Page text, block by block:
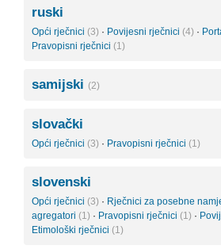
ruski
Opći rječnici (3) · Povijesni rječnici (4) ·
Pravopisni rječnici (1)
samijski (2)
slovački
Opći rječnici (3) · Pravopisni rječnici (1)
slovenski
Opći rječnici (3) · Rječnici za posebne
agregatori (1) · Pravopisni rječnici (1) ·
Etimološki rječnici (1)